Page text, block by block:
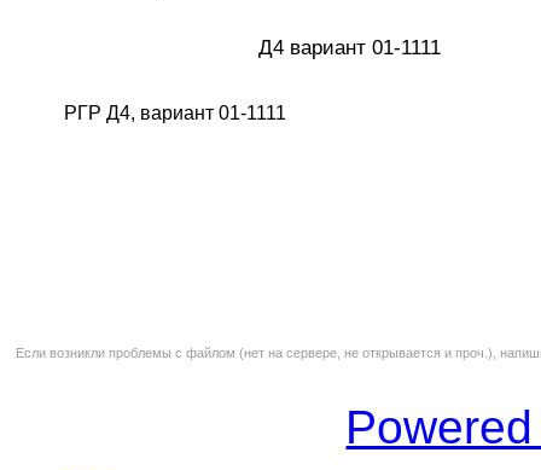
Д4 вариант 01-1111
РГР Д4, вариант 01-1111
Если возникли проблемы с файлом (нет на сервере, не открывается и проч.),